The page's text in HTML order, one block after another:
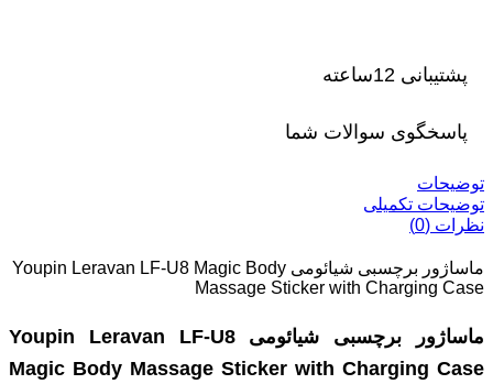
پشتیبانی 12ساعته
پاسخگوی سوالات شما
توضیحات
توضیحات تکمیلی
نظرات (0)
ماساژور برچسبی شیائومی Youpin Leravan LF-U8 Magic Body
Massage Sticker with Charging Case
ماساژور برچسبی شیائومی Youpin Leravan LF-U8
Magic Body Massage Sticker with Charging Case